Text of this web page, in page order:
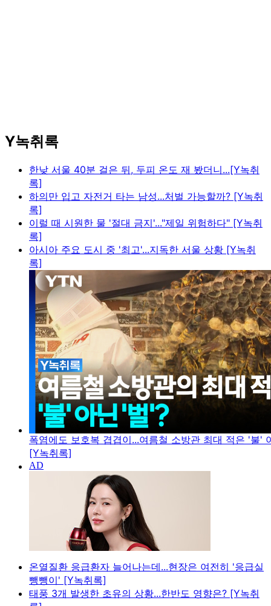
Y녹취록
한낮 서울 40분 걸은 뒤, 두피 온도 재 봤더니...[Y녹취
록]
하의만 입고 자전거 타는 남성...처벌 가능할까? [Y녹취
록]
이럴 때 시원한 물 '절대 금지'..."제일 위험하다" [Y녹취
록]
아시아 주요 도시 중 '최고'...지독한 서울 상황 [Y녹취
록]
폭염에도 보호복 겹겹이...여름철 소방관 최대 적은 '불'
[Y녹취록]
온열질환 응급환자 늘어나는데...현장은 여전히 '응급실
뺑뺑이' [Y녹취록]
태풍 3개 발생한 초유의 상황...한반도 영향은? [Y녹취